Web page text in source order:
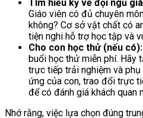
Tìm hiểu kỹ về đội ngũ
Giáo viên có đủ chuyên
không? Cơ sở vật chất có
tiện nghi hỗ trợ học tập và
Cho con học thử (nếu có):
buổi học thử miễn phí. Hãy
trực tiếp trải nghiệm và
ứng của con, trao đổi trực
để có đánh giá khách quan
Nhớ rằng, việc lựa chọn đúng